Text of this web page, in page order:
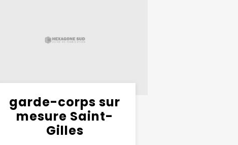
garde-corps sur
mesure Saint-
Gilles